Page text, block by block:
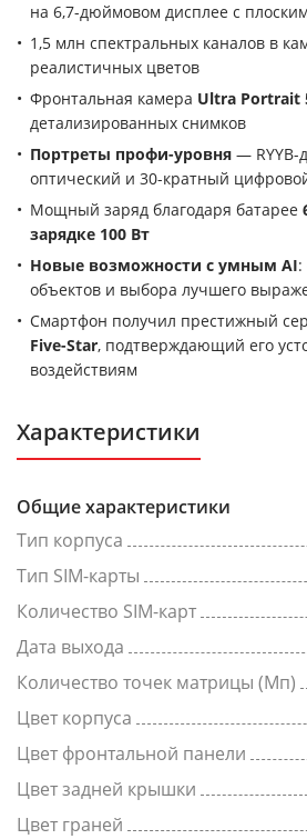
на 6,7-дюймовом дисплее с
1,5 млн спектральных каналов в
реалистичных цветов
Фронтальная камера Ultra Portrait
детализированных снимков
Портреты профи-уровня — RYYB-
оптический и 30-кратный
Мощный заряд благодаря батарее
зарядке 100 Вт
Новые возможности с умным AI:
объектов и выбора лучшего
Смартфон получил престижный
Five-Star, подтверждающий его
воздействиям
Характеристики
Общие характеристики
Тип корпуса
Тип SIM-карты
Количество SIM-карт
Дата выхода
Количество точек матрицы (Мп)
Цвет корпуса
Цвет фронтальной панели
Цвет задней крышки
Цвет граней